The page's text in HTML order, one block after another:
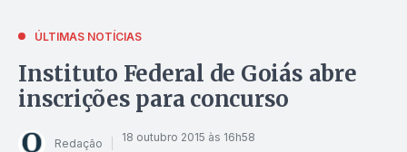
ÚLTIMAS NOTÍCIAS
Instituto Federal de Goiás abre
inscrições para concurso
Redação 18 outubro 2015 às 16h58